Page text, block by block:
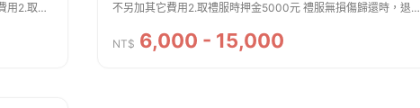
不另加其它費用2.取禮服時押金5000元 禮服無損傷歸還時，退還
路三段20號2F(江子翠捷運站1...
NT$ 6,000 - 15,000